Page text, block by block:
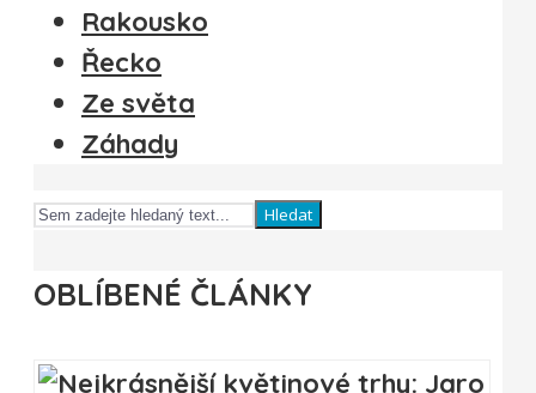
Rakousko
Řecko
Ze světa
Záhady
Hledat
OBLÍBENÉ ČLÁNKY